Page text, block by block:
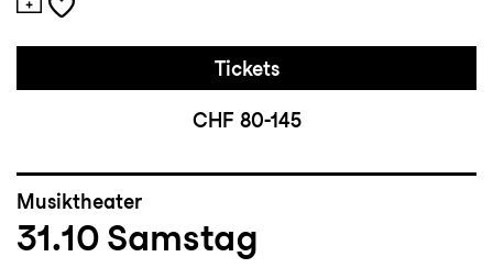
Tickets
CHF 80-145
Musiktheater
31.10 Samstag